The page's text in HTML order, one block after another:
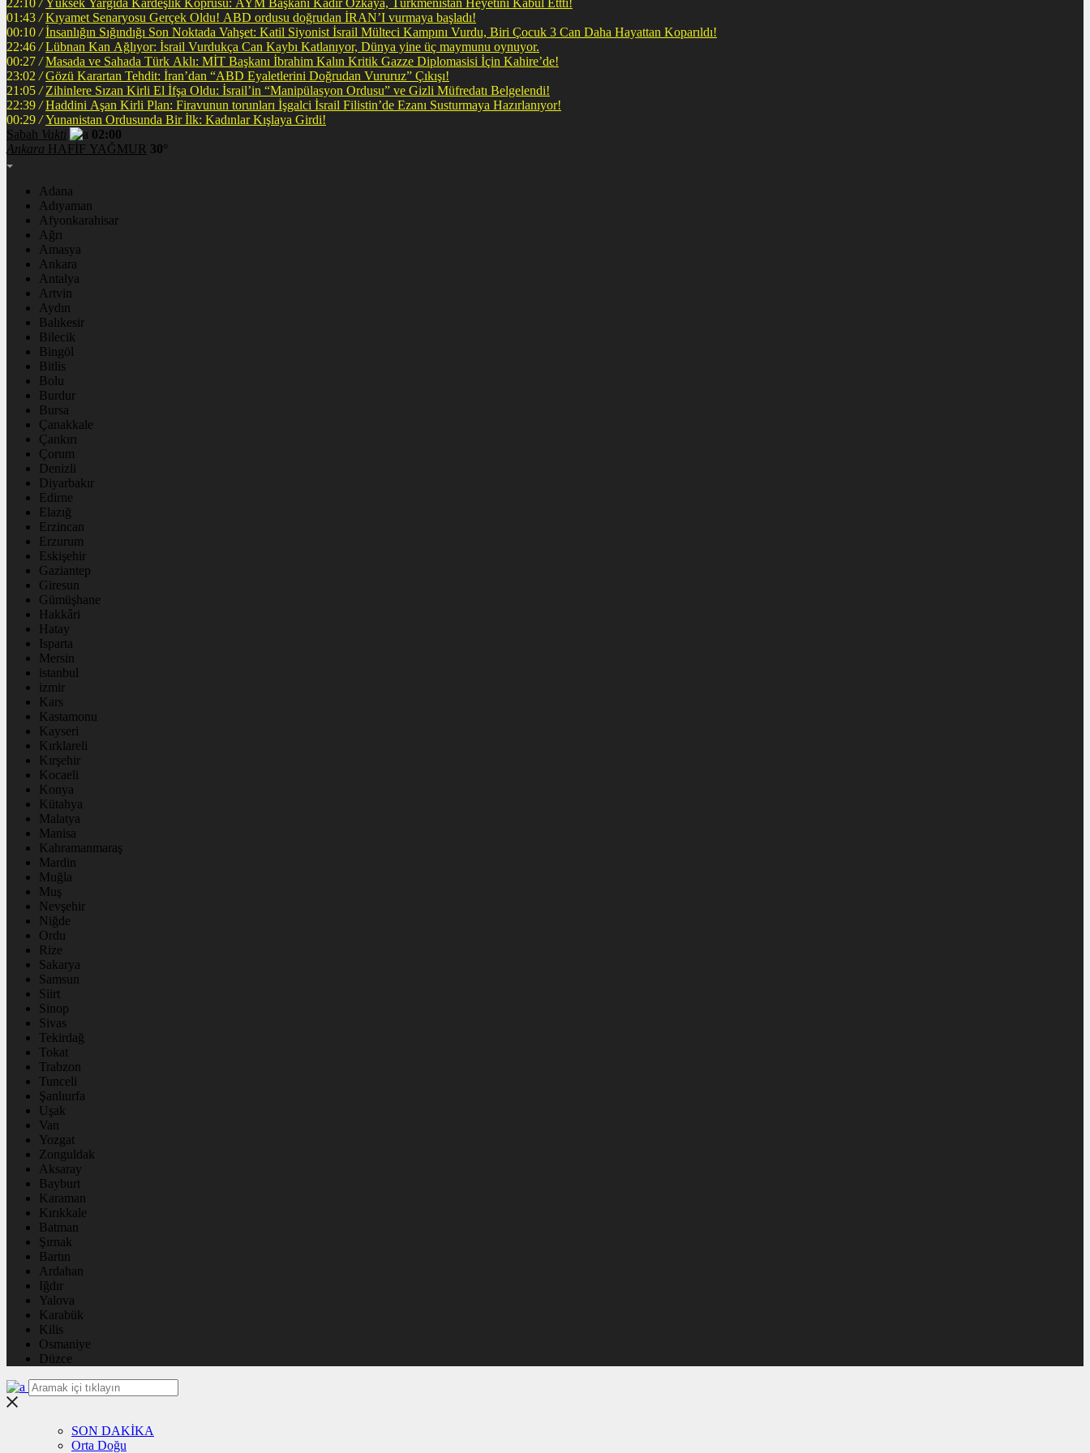
22:10 / Yüksek Yargıda Kardeşlik Köprüsü: AYM Başkanı Kadir Özkaya, Türkmenistan Heyetini Kabul Ettti!
01:43 /
Kıyamet Senaryosu Gerçek Oldu! ABD ordusu doğrudan İRAN’I vurmaya başladı!
00:10 / İnsanlığın Sığındığı Son Noktada Vahşet: Katil Siyonist İsrail Mülteci Kampını Vurdu, Biri Çocuk 3 Can Daha Hayattan Koparıldı!
22:46 / Lübnan Kan Ağlıyor: İsrail Vurdukça Can Kaybı Katlanıyor, Dünya yine üç maymunu oynuyor.
00:27 / Masada ve Sahada Türk Aklı: MİT Başkanı İbrahim Kalın Kritik Gazze Diplomasisi İçin Kahire’de!
23:02 / Gözü Karartan Tehdit: İran’dan “ABD Eyaletlerini Doğrudan Vururuz” Çıkışı!
21:05 / Zihinlere Sızan Kirli El İfşa Oldu: İsrail’in “Manipülasyon Ordusu” ve Gizli Müfredatı Belgelendi!
22:39 /
Haddini Aşan Kirli Plan: Firavunun torunları İşgalci İsrail Filistin’de Ezanı Susturmaya Hazırlanıyor!
00:29 / Yunanistan Ordusunda Bir İlk: Kadınlar Kışlaya Girdi!
Sabah Vakti
02:00
Ankara HAFİF YAĞMUR 30°
Adana
Adıyaman
Afyonkarahisar
Ağrı
Amasya
Ankara
Antalya
Artvin
Aydın
Balıkesir
Bilecik
Bingöl
Bitlis
Bolu
Burdur
Bursa
Çanakkale
Çankırı
Çorum
Denizli
Diyarbakır
Edirne
Elazığ
Erzincan
Erzurum
Eskişehir
Gaziantep
Giresun
Gümüşhane
Hakkâri
Hatay
Isparta
Mersin
istanbul
izmir
Kars
Kastamonu
Kayseri
Kırklareli
Kırşehir
Kocaeli
Konya
Kütahya
Malatya
Manisa
Kahramanmaraş
Mardin
Muğla
Muş
Nevşehir
Niğde
Ordu
Rize
Sakarya
Samsun
Siirt
Sinop
Sivas
Tekirdağ
Tokat
Trabzon
Tunceli
Şanlıurfa
Uşak
Van
Yozgat
Zonguldak
Aksaray
Bayburt
Karaman
Kırıkkale
Batman
Şırnak
Bartın
Ardahan
Iğdır
Yalova
Karabük
Kilis
Osmaniye
Düzce
SON DAKİKA
Orta Doğu